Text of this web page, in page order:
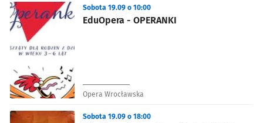
EduOpera - OPERANKI
Sobota 19.09 o 10:00
Opera Wrocławska
Sobota 19.09 o 18:00